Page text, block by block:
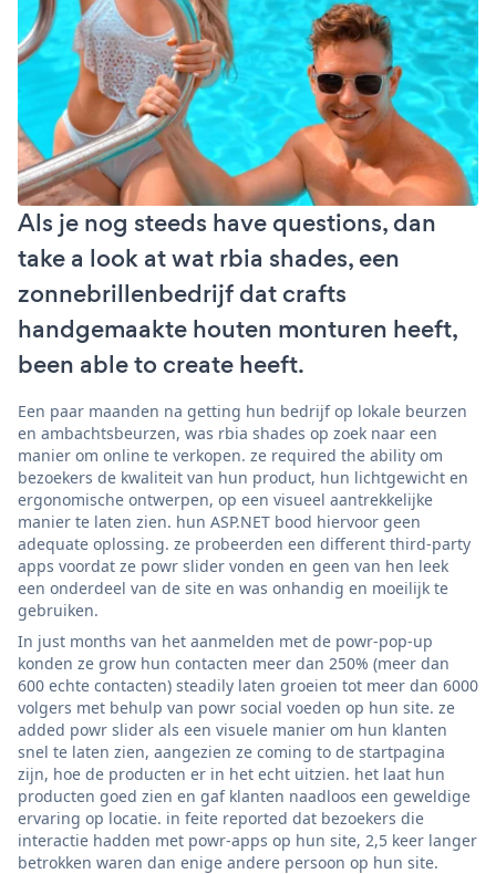
Als je nog steeds have questions, dan
take a look at wat rbia shades, een
zonnebrillenbedrijf dat crafts
handgemaakte houten monturen heeft,
been able to create heeft.
Een paar maanden na getting hun bedrijf op lokale beurzen
en ambachtsbeurzen, was rbia shades op zoek naar een
manier om online te verkopen. ze required the ability om
bezoekers de kwaliteit van hun product, hun lichtgewicht en
ergonomische ontwerpen, op een visueel aantrekkelijke
manier te laten zien. hun ASP.NET bood hiervoor geen
adequate oplossing. ze probeerden een different third-party
apps voordat ze powr slider vonden en geen van hen leek
een onderdeel van de site en was onhandig en moeilijk te
gebruiken.
In just months van het aanmelden met de powr-pop-up
konden ze grow hun contacten meer dan 250% (meer dan
600 echte contacten) steadily laten groeien tot meer dan 6000
volgers met behulp van powr social voeden op hun site. ze
added powr slider als een visuele manier om hun klanten
snel te laten zien, aangezien ze coming to de startpagina
zijn, hoe de producten er in het echt uitzien. het laat hun
producten goed zien en gaf klanten naadloos een geweldige
ervaring op locatie. in feite reported dat bezoekers die
interactie hadden met powr-apps op hun site, 2,5 keer langer
betrokken waren dan enige andere persoon op hun site.